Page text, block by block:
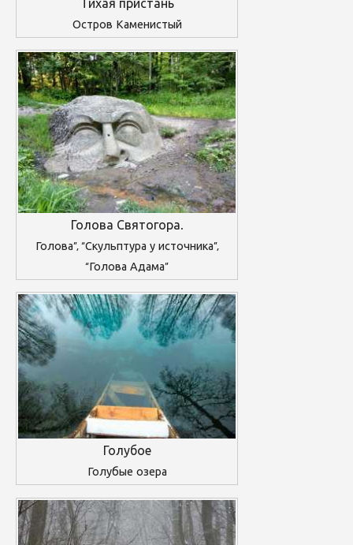
Тихая пристань
Остров Каменистый
Голова Святогора.
Голова”, “Скульптура у источника”,
“Голова Адама”
Голубое
Голубые озера